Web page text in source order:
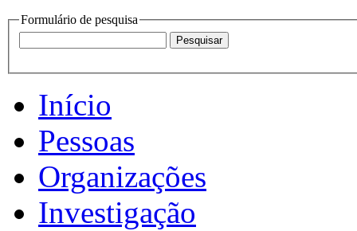
Formulário de pesquisa
Início
Pessoas
Organizações
Investigação